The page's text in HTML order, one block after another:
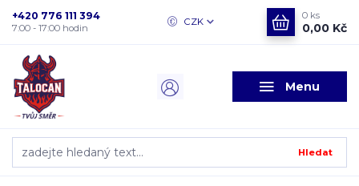
Menu
CZK
Hledat
+420 776 111 394
7:00 - 17:00 hodin
0 ks
0,00 Kč